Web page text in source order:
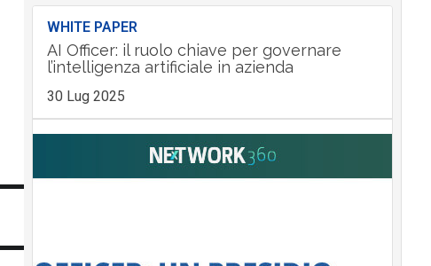
WHITE PAPER
AI Officer: il ruolo chiave per governare
l’intelligenza artificiale in azienda
30 Lug 2025